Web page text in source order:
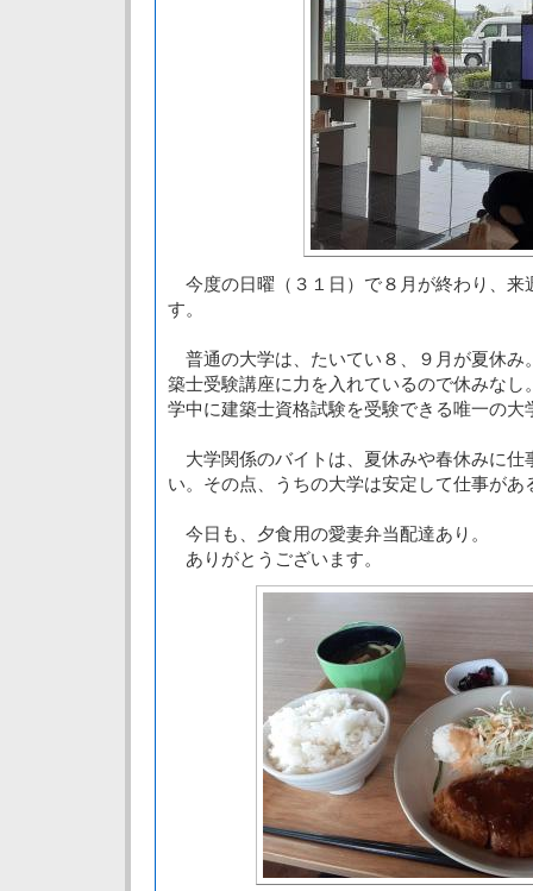
今度の日曜（３１日）で８月が終わり、来
す。
普通の大学は、たいてい８、９月が夏休み
築士受験講座に力を入れているので休みなし
学中に建築士資格試験を受験できる唯一の大
大学関係のバイトは、夏休みや春休みに仕
い。その点、うちの大学は安定して仕事があ
今日も、夕食用の愛妻弁当配達あり。
ありがとうございます。